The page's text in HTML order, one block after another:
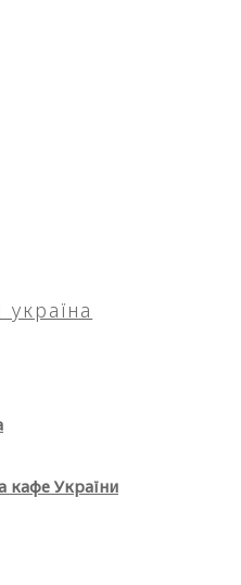
україна
кафе України